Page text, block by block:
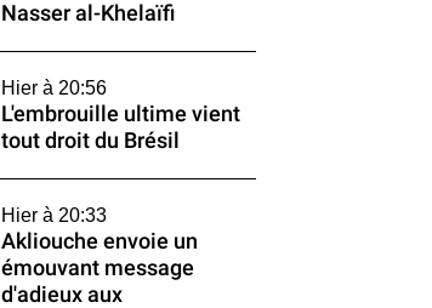
Nasser al-Khelaïfi
Hier à 20:56
L'embrouille ultime vient
tout droit du Brésil
Hier à 20:33
Akliouche envoie un
émouvant message
d'adieux aux